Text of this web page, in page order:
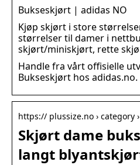
Bukseskjørt | adidas NO
Kjøp skjørt i store
størrelser til damer i
skjørt/miniskjørt, rette
Handle fra vårt offisielle
Bukseskjørt hos adidas.no.
https:// plussize.no › category
Skjørt dame
langt